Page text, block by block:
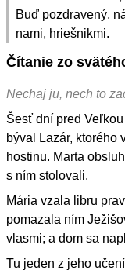
Buď pozdravený,
nami, hriešnikmi.
Čítanie zo
Nechaj ju, nech to
Šesť dní pred
býval Lazár, ktorého
hostinu. Marta
s ním stolovali.
Mária vzala libru
pomazala ním
vlasmi; a dom sa
Tu jeden z jeho